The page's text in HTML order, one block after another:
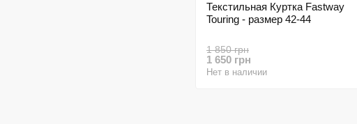
Текстильная Куртка Fastway
Touring - размер 42-44
1 850 грн
1 650 грн
Нет в наличии